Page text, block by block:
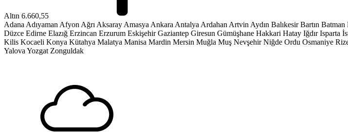
Altın 6.660,55
AdanaAdıyamanAfyonAğrıAksarayAmasyaAnkaraAntalyaArdahanArtvinAydın Balıkesir Bartın Batman
Düzce Edirne Elazığ Erzincan Erzurum Eskişehir Gaziantep Giresun Gümüşhane Hakkari Hatay Iğdır Isparta
Kilis Kocaeli Konya Kütahya Malatya Manisa Mardin Mersin Muğla Muş Nevşehir Niğde Ordu Osmaniye
YalovaYozgat Zonguldak